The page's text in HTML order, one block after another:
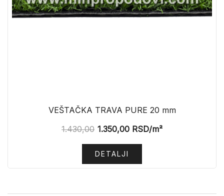
VEŠTAČKA TRAVA PURE 20 mm
1.430,00 1.350,00 RSD/m²
DETALJI